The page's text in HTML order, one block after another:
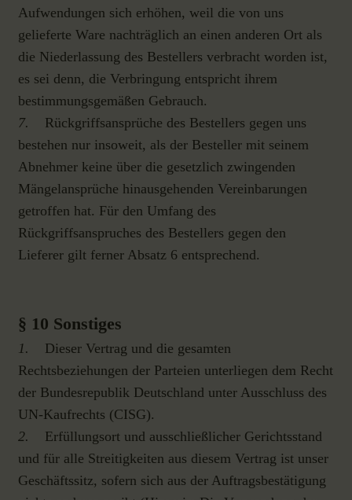
Aufwendungen sich erhöhen, weil die von uns
gelieferte Ware nachträglich an einen anderen Ort als
die Niederlassung des Bestellers verbracht worden ist,
es sei denn, die Verbringung entspricht ihrem
bestimmungsgemäßen Gebrauch.
7.
Rückgriffsansprüche des Bestellers gegen uns
bestehen nur insoweit, als der Besteller mit seinem
Abnehmer keine über die gesetzlich zwingenden
Mängelansprüche hinausgehenden Vereinbarungen
getroffen hat. Für den Umfang des
Rückgriffsanspruches des Bestellers gegen den
Lieferer gilt ferner Absatz 6 entsprechend.
§ 10 Sonstiges
1. Dieser Vertrag und die gesamten
Rechtsbeziehungen der Parteien unterliegen dem Recht
der Bundesrepublik Deutschland unter Ausschluss des
UN-Kaufrechts (CISG).
2.
Erfüllungsort und ausschließlicher Gerichtsstand
und für alle Streitigkeiten aus diesem Vertrag ist unser
Geschäftssitz, sofern sich aus der Auftragsbestätigung